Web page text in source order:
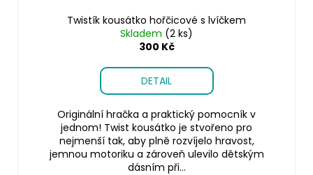
Twistík kousátko hořčicové s lvíčkem
Skladem (2 ks)
300 Kč
DETAIL
Originální hračka a praktický pomocník v
jednom! Twist kousátko je stvořeno pro
nejmenší tak, aby plně rozvíjelo hravost,
jemnou motoriku a zároveň ulevilo dětským
dásním při...